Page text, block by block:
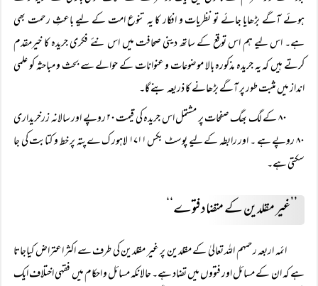
ہوئے آگے بڑھایا جائے تو نظریات و افکار کا یہ تنوع امت کے لیے باعثِ رحمت بھی
ہے۔ اس لیے ہم اس توقع کے ساتھ دینی صحافت میں اس نئے فکری جریدہ کا خیرمقدم
کرتے ہیں کہ یہ جریدہ مذکورہ بالا موضوعات و عنوانات کے حوالے سے بحث و مباحثہ کو علمی
انداز میں مثبت طور پر آگے بڑھانے کا ذریعہ بنے گا۔
۸۰ کے لگ بھگ صفحات پر مشتمل اس جریدہ کی قیمت ۲۰ روپے اور سالانہ زرخریداری
۸۰ روپے ہے ۔ اور رابطہ کے لیے پوسٹ بکس ۱۷۱۱ لاہور ک ےپتہ پر خط و کتابت کی جا
سکتی ہے۔
’’غیر مقلدین کے متضاد فتوے‘‘
ائمہ اربعہ رحمہم اللہ تعالیٰ کے مقلدین پر غیر مقلدین کی طرف سے اکثر اعتراض کیاجاتا
ہے کہ ان کے مسائل اور فتووں میں تضاد ہے۔ حالانکہ مسائل و احکام میں فقہی اختلاف ایک